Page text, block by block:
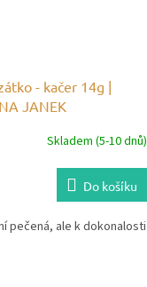
- kačer 14g |
JANEK
Skladem (5-10 dnů)
Do košíku
pečená, ale k dokonalosti